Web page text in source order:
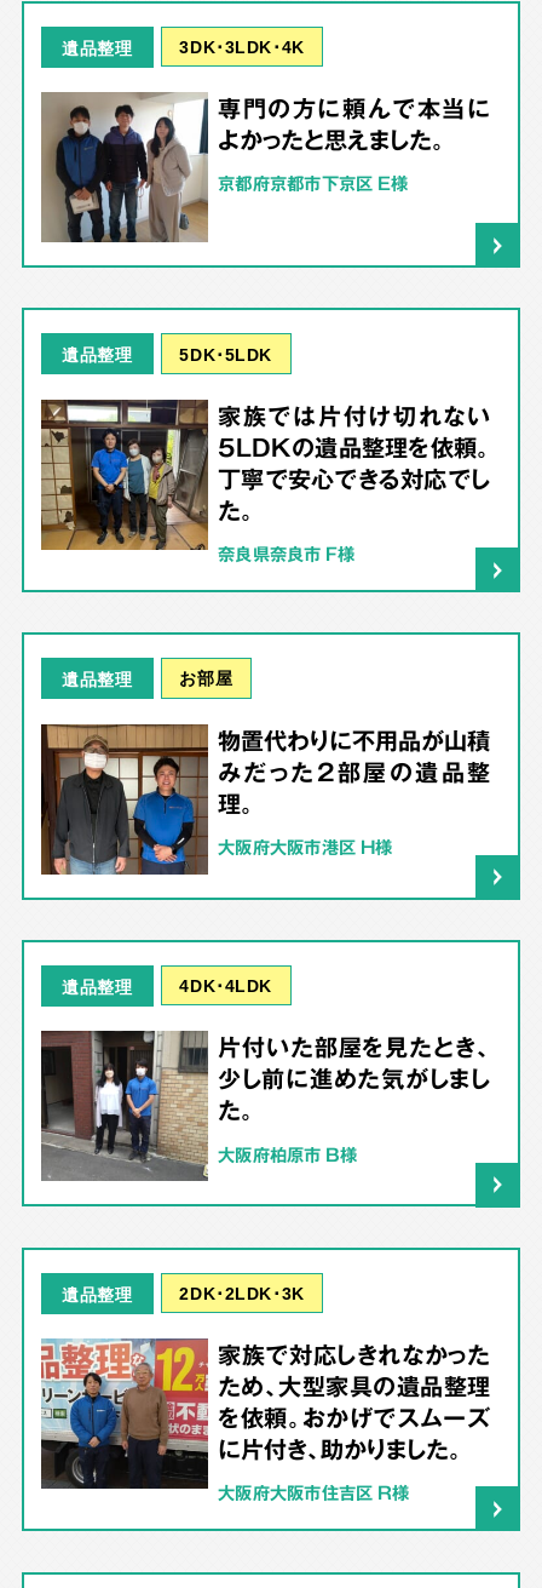
遺品整理 3DK･3LDK･4K
専門の方に頼んで本当に
よかったと思えました。
京都府京都市下京区 E様
遺品整理 5DK･5LDK
家族では片付け切れない
5LDKの遺品整理を依頼。
丁寧で安心できる対応でし
た。
奈良県奈良市 F様
遺品整理 お部屋
物置代わりに不用品が山積
みだった2部屋の遺品整
理。
大阪府大阪市港区 H様
遺品整理 4DK･4LDK
片付いた部屋を見たとき、
少し前に進めた気がしまし
た。
大阪府柏原市 B様
遺品整理 2DK･2LDK･3K
家族で対応しきれなかった
ため、大型家具の遺品整理
を依頼。おかげでスムーズ
に片付き、助かりました。
大阪府大阪市住吉区 R様